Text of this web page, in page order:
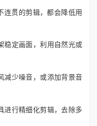
连贯的剪辑，都会降低用
稳定画面，利用自然光或
减少噪音，或添加背景音
进行精细化剪辑，去除多